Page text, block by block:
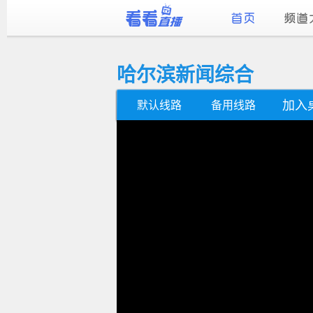
哈尔滨新闻综合
默认线路 备用线路 加入